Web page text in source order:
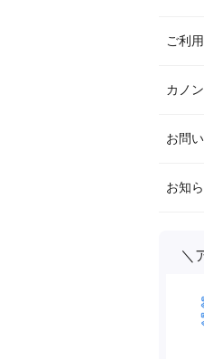
ご利
カノ
お問
お知
＼